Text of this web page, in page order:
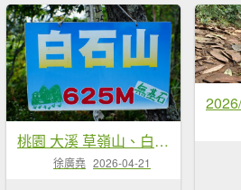
桃園 大溪 草嶺山、白石山、十三分山
徐廣堯 2026-04-21